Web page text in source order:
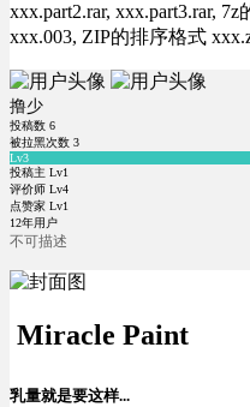
xxx.part2.rar, xxx.part3.rar,
xxx.003, ZIP的排序格式
撸少
投稿数 6
被拉黑次数 3
Lv3
投稿主 Lv1
评价师 Lv4
点赞家 Lv1
12年用户
不可描述
Miracle Paint
乳量就是要这样...